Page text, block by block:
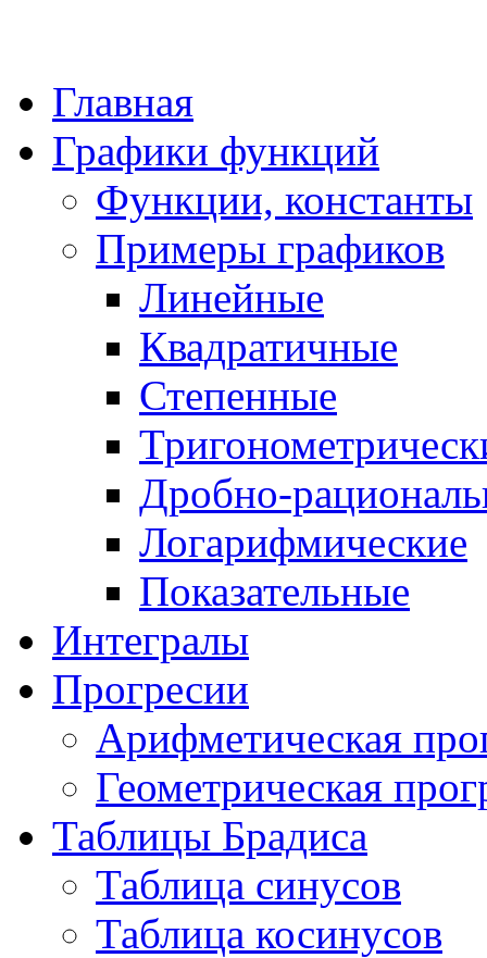
Главная
Графики функций
Функции, константы
Примеры графиков
Линейные
Квадратичные
Степенные
Дробно-
Логарифмические
Показательные
Интегралы
Прогресии
Арифметическая
Геометрическая
Таблицы Брадиса
Таблица синусов
Таблица косинусов